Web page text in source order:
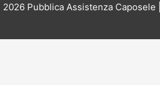
2026 Pubblica Assistenza Caposele